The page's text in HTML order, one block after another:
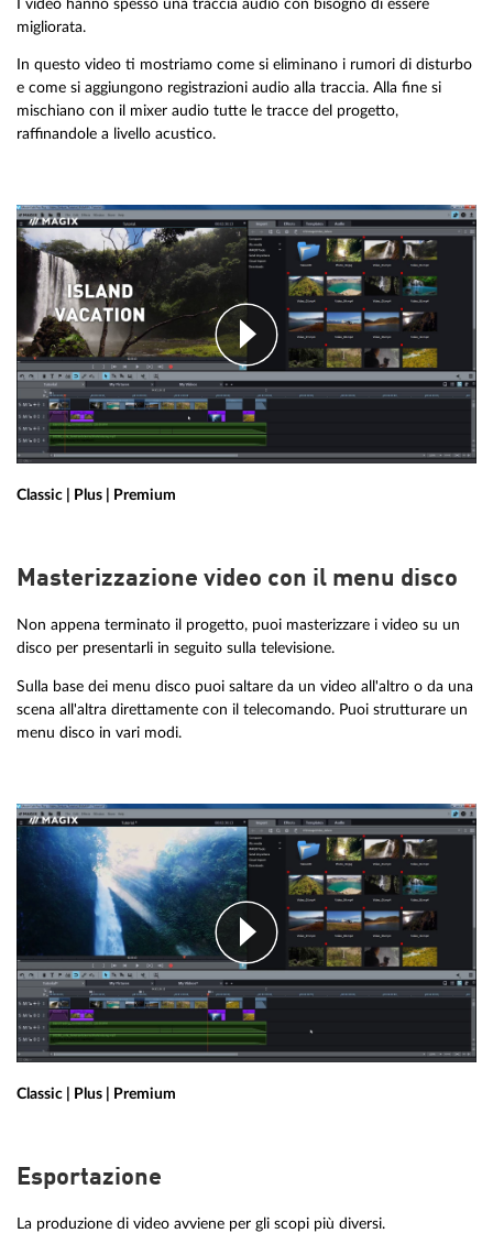
I video hanno spesso una traccia audio con bisogno di essere
migliorata.
In questo video ti mostriamo come si eliminano i rumori di disturbo
e come si aggiungono registrazioni audio alla traccia. Alla fine si
mischiano con il mixer audio tutte le tracce del progetto,
raffinandole a livello acustico.
Classic | Plus | Premium
Masterizzazione video con il menu disco
Non appena terminato il progetto, puoi masterizzare i video su un
disco per presentarli in seguito sulla televisione.
Sulla base dei menu disco puoi saltare da un video all'altro o da una
scena all'altra direttamente con il telecomando. Puoi strutturare un
menu disco in vari modi.
Classic | Plus | Premium
Esportazione
La produzione di video avviene per gli scopi più diversi.